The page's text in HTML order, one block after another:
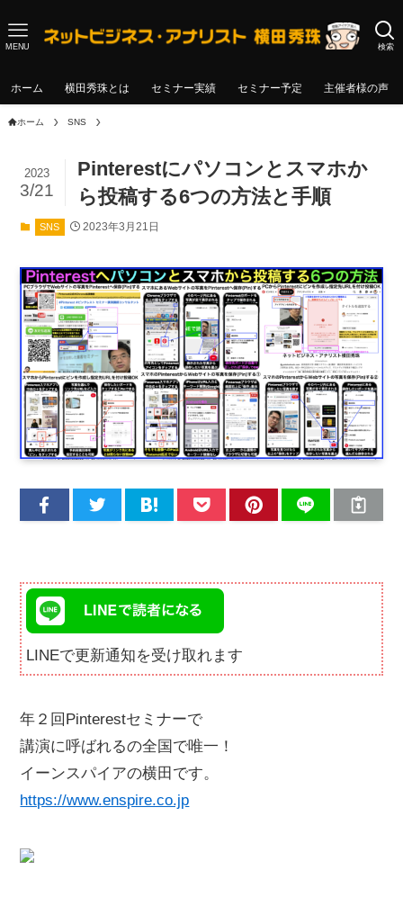
検索
MENU
ホーム 横田秀珠とは セミナー実績 セミナー予定 主催者様の声
ホーム SNS
Pinterestにパソコンとスマホか
ら投稿する6つの方法と手順
2023
3/21
SNS 2023年3月21日
LINEで更新通知を受け取れます
年２回Pinterestセミナーで
講演に呼ばれるの全国で唯一！
イーンスパイアの横田です。
https://www.enspire.co.jp